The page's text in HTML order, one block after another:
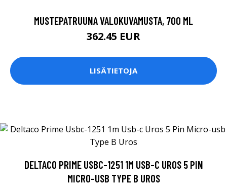
MUSTEPATRUUNA VALOKUVAMUSTA, 700 ML
362.45 EUR
LISÄTIETOJA
DELTACO PRIME USBC-1251 1M USB-C UROS 5 PIN
MICRO-USB TYPE B UROS